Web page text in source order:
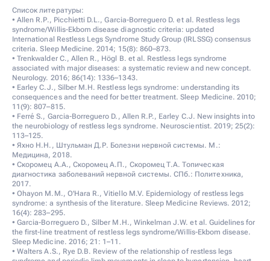
Список литературы:
• Allen R.P., Picchietti D.L., Garcia-Borreguero D. et al. Restless legs
syndrome/Willis-Ekbom disease diagnostic criteria: updated
International Restless Legs Syndrome Study Group (IRLSSG) consensus
criteria. Sleep Medicine. 2014; 15(8): 860–873.
• Trenkwalder C., Allen R., Högl B. et al. Restless legs syndrome
associated with major diseases: a systematic review and new concept.
Neurology. 2016; 86(14): 1336–1343.
• Earley C.J., Silber M.H. Restless legs syndrome: understanding its
consequences and the need for better treatment. Sleep Medicine. 2010;
11(9): 807–815.
• Ferré S., Garcia-Borreguero D., Allen R.P., Earley C.J. New insights into
the neurobiology of restless legs syndrome. Neuroscientist. 2019; 25(2):
113–125.
• Яхно Н.Н., Штульман Д.Р. Болезни нервной системы. М.:
Медицина, 2018.
• Скоромец А.А., Скоромец А.П., Скоромец Т.А. Топическая
диагностика заболеваний нервной системы. СПб.: Политехника,
2017.
• Ohayon M.M., O'Hara R., Vitiello M.V. Epidemiology of restless legs
syndrome: a synthesis of the literature. Sleep Medicine Reviews. 2012;
16(4): 283–295.
• Garcia-Borreguero D., Silber M.H., Winkelman J.W. et al. Guidelines for
the first-line treatment of restless legs syndrome/Willis-Ekbom disease.
Sleep Medicine. 2016; 21: 1–11.
• Walters A.S., Rye D.B. Review of the relationship of restless legs